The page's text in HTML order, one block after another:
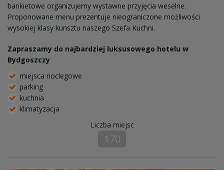
bankietowe organizujemy wystawne przyjęcia weselne.
Proponowane menu prezentuje nieograniczone możliwości
wysokiej klasy kunsztu naszego Szefa Kuchni.
Zapraszamy do najbardziej luksusowego hotelu w
Bydgoszczy
miejsca noclegowe
parking
kuchnia
klimatyzacja
Liczba miejsc
170